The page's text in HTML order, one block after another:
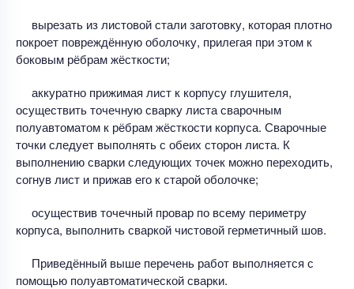
вырезать из листовой стали заготовку, которая плотно
покроет повреждённую оболочку, прилегая при этом к
боковым рёбрам жёсткости;
аккуратно прижимая лист к корпусу глушителя,
осуществить точечную сварку листа сварочным
полуавтоматом к рёбрам жёсткости корпуса. Сварочные
точки следует выполнять с обеих сторон листа. К
выполнению сварки следующих точек можно переходить,
согнув лист и прижав его к старой оболочке;
осуществив точечный провар по всему периметру
корпуса, выполнить сваркой чистовой герметичный шов.
Приведённый выше перечень работ выполняется с
помощью полуавтоматической сварки.